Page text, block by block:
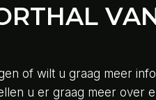
of wilt u graag meer
u er graag meer over